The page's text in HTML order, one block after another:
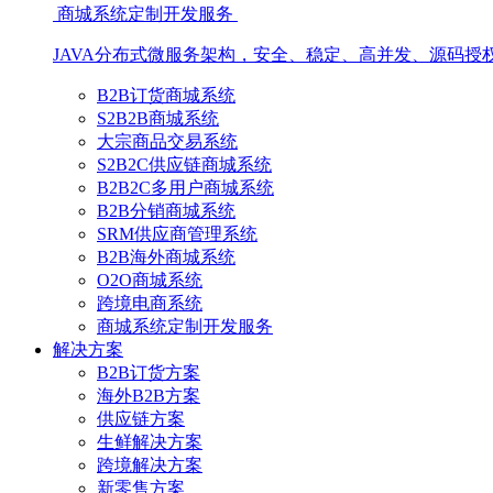
商城系统定制开发服务
JAVA分布式微服务架构，安全、稳定、高并发、源码授
B2B订货商城系统
S2B2B商城系统
大宗商品交易系统
S2B2C供应链商城系统
B2B2C多用户商城系统
B2B分销商城系统
SRM供应商管理系统
B2B海外商城系统
O2O商城系统
跨境电商系统
商城系统定制开发服务
解决方案
B2B订货方案
海外B2B方案
供应链方案
生鲜解决方案
跨境解决方案
新零售方案